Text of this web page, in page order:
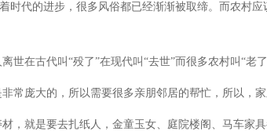
时代的进步，很多风俗都已经渐渐被取缔。而农村
世在古代叫 “殁了”在现代叫“去世”而很多农村叫“老
常庞大的，所以需要很多亲朋邻居的帮忙，所以，
，就是要去扎纸人，金童玉女、庭院楼阁、马车家